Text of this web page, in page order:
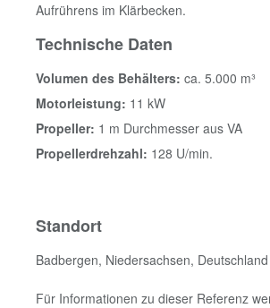
Aufrührens im Klärbecken.
Technische Daten
Volumen des Behälters: ca. 5.000 m³
Motorleistung: 11 kW
Propeller: 1 m Durchmesser aus VA
Propellerdrehzahl: 128 U/min.
Standort
Badbergen, Niedersachsen, Deutschland
Für Informationen zu dieser Referenz